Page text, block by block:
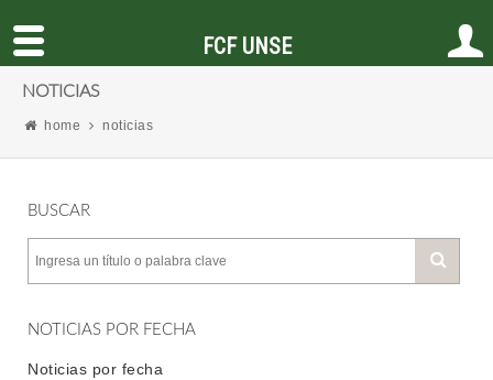
NOTICIAS
home noticias
BUSCAR
NOTICIAS POR FECHA
Noticias por fecha
FCF UNSE